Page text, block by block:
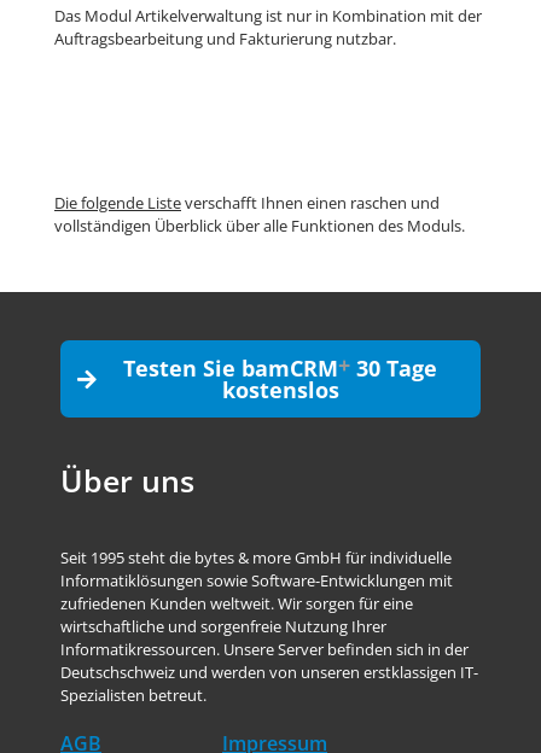
Das Modul Artikelverwaltung ist nur in Kombination mit der
Auftragsbearbeitung und Fakturierung nutzbar.
Die folgende Listeverschafft Ihnen einen raschen und
vollständigen Überblick über alle Funktionen des Moduls.
Testen Sie bamCRM+ 30 Tage
kostenslos
Über uns
Seit 1995 steht die bytes & more GmbH für individuelle
Informatiklösungen sowie Software-Entwicklungen mit
zufriedenen Kunden weltweit. Wir sorgen für eine
wirtschaftliche und sorgenfreie Nutzung Ihrer
Informatikressourcen. Unsere Server befinden sich in der
Deutschschweiz und werden von unseren erstklassigen IT-
Spezialisten betreut.
AGB Impressum